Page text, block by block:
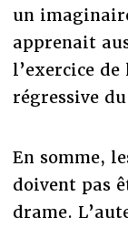
un
apprenait
l’exercice
régressive
En somme,
doivent pas
drame.